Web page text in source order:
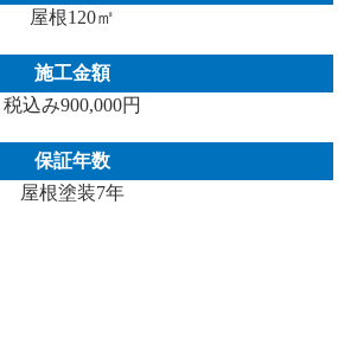
屋根120㎡
施工金額
税込み900,000円
保証年数
屋根塗装7年